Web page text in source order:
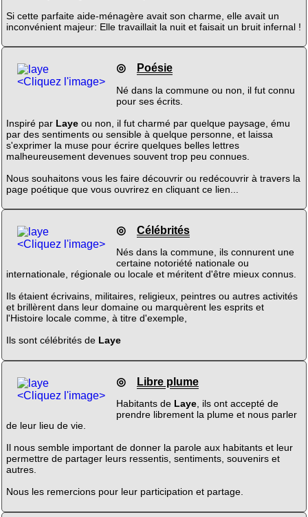
Si cette parfaite aide-ménagère avait son charme, elle avait un
inconvénient majeur: Elle travaillait la nuit et faisait un bruit infernal !
<Cliquez l'image>
◎ Poésie
Né dans la commune ou non, il fut connu
pour ses écrits.
Inspiré par Layeou non, il fut charmé par quelque paysage, ému
par des sentiments ou sensible à quelque personne, et laissa
s'exprimer la muse pour écrire quelques belles lettres
malheureusement devenues souvent trop peu connues.
Nous souhaitons vous les faire découvrir ou redécouvrir à travers la
page poétique que vous ouvrirez en cliquant ce lien...
<Cliquez l'image>
◎ Célébrités
Nés dans la commune, ils connurent une
certaine notoriété nationale ou
internationale, régionale ou locale et méritent d'être mieux connus.
Ils étaient écrivains, militaires, religieux, peintres ou autres activités
et brillèrent dans leur domaine ou marquèrent les esprits et
l'Histoire locale comme, à titre d'exemple,
Ils sont célébrités de Laye
<Cliquez l'image>
◎ Libre plume
Habitants de Laye, ils ont accepté de
prendre librement la plume et nous parler
de leur lieu de vie.
Il nous semble important de donner la parole aux habitants et leur
permettre de partager leurs ressentis, sentiments, souvenirs et
autres.
Nous les remercions pour leur participation et partage.